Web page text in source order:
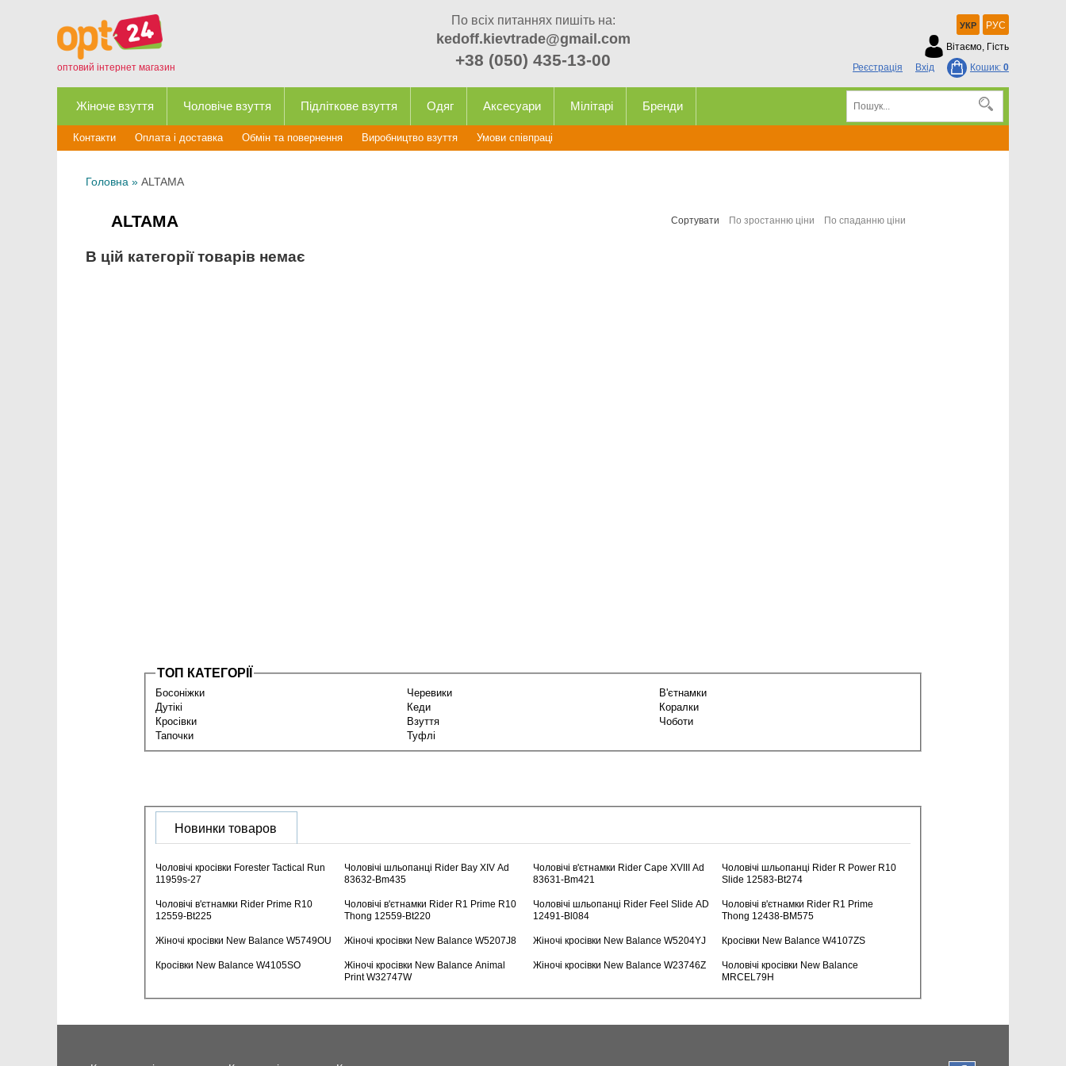
оптовий інтернет магазин
По всіх питаннях пишіть на:
kedoff.kievtrade@gmail.com
+38 (050) 435-13-00
УКР
РУС
Вітаємо, Гість
Реєстрація
Вхід Кошик: 0
Жіноче взуття Чоловіче взуття Підліткове взуття Одяг Аксесуари Мілітарі Бренди
Контакти Оплата і доставка Обмін та повернення Виробництво взуття Умови співпраці
Головна » ALTAMA
ALTAMA Сортувати По зростанню ціни По спаданню ціни
В цій категорії товарів немає
ТОП КАТЕГОРІЇ
Босоніжки Черевики
В'єтнамки
Дутікі
Кеди
Коралки
Кросівки
Взуття
Чоботи
Тапочки
Туфлі
Новинки товаров
Чоловічі кросівки Forester Tactical Run
11959s-27
Чоловічі шльопанці Rider Bay XIV Ad
83632-Bm435
Чоловічі в'єтнамки Rider Cape XVIII Ad
83631-Bm421
Чоловічі шльопанці Rider R Power R10
Slide 12583-Bt274
Чоловічі в'єтнамки Rider Prime R10
12559-Bt225
Чоловічі в'єтнамки Rider R1 Prime R10
Thong 12559-Bt220
Чоловічі шльопанці Rider Feel Slide AD
12491-Bl084
Чоловічі в'єтнамки Rider R1 Prime
Thong 12438-BM575
Жіночі кросівки New Balance W5749OU Жіночі кросівки New Balance W5207J8 Жіночі кросівки New Balance W5204YJ Кросівки New Balance W4107ZS
Кросівки New Balance W4105SO
Жіночі кросівки New Balance Animal
Print W32747W
Жіночі кросівки New Balance W23746Z
Чоловічі кросівки New Balance
MRCEL79H